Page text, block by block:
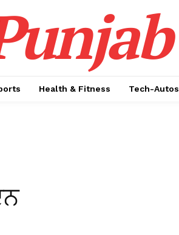
Health & Fitness Tech-Autos